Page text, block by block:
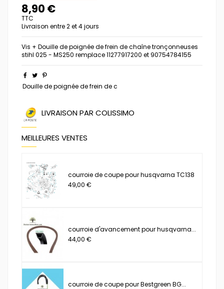
8,90 €
TTC
Livraison entre 2 et 4 jours
Vis + Douille de poignée de frein de chaîne tronçonneuses
stihl 025 - MS250 remplace 11277917200 et 90754784155
Douille de poignée de frein de c
LIVRAISON PAR COLISSIMO
MEILLEURES VENTES
courroie de coupe pour husqvarna TC138
49,00 €
courroie d'avancement pour husqvarna...
44,00 €
courroie de coupe pour Bestgreen BG...